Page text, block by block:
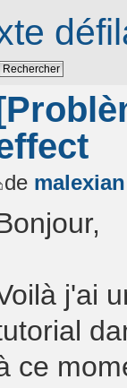
de malexian
j'ai
ce